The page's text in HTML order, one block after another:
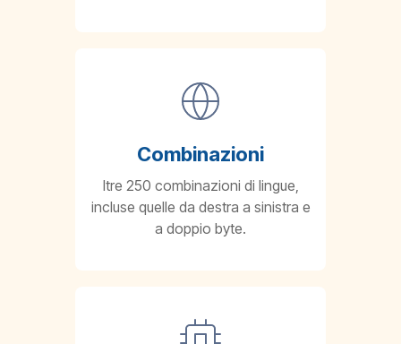
Combinazioni
ltre 250 combinazioni di lingue,
incluse quelle da destra a sinistra e
a doppio byte.